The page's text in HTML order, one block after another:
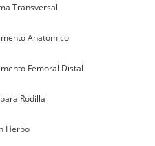
Transversal
Anatómico
Femoral Distal
Rodilla
Herbo